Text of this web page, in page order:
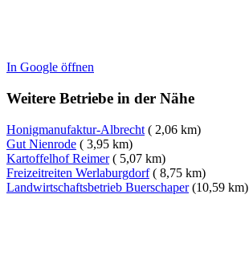
In Google öffnen
Weitere Betriebe in der Nähe
Honigmanufaktur-Albrecht ( 2,06 km)
Gut Nienrode ( 3,95 km)
Kartoffelhof Reimer( 5,07 km)
Freizeitreiten Werlaburgdorf( 8,75 km)
Landwirtschaftsbetrieb Buerschaper(10,59 km)